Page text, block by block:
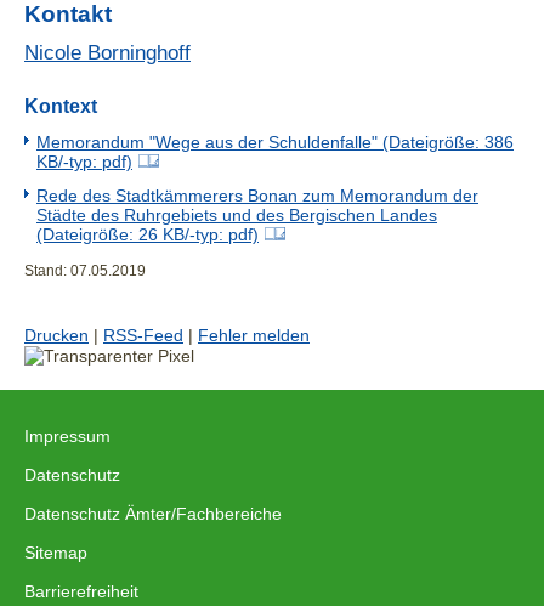
Kontakt
Nicole Borninghoff
Kontext
Memorandum "Wege aus der Schuldenfalle" (Dateigröße: 386
KB/-typ: pdf)
Rede des Stadtkämmerers Bonan zum Memorandum der
Städte des Ruhrgebiets und des Bergischen Landes
(Dateigröße: 26 KB/-typ: pdf)
Stand: 07.05.2019
Drucken | RSS-Feed | Fehler melden
Impressum
Datenschutz
Datenschutz Ämter/Fachbereiche
Sitemap
Barrierefreiheit